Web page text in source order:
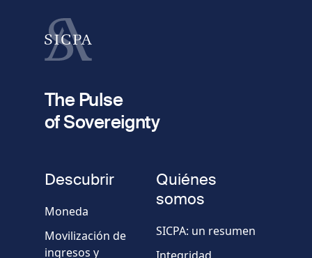
Apellido
fieldset
teléfono
País
The Pulse
of Sovereignty
Descubrir
Moneda
Movilización de
ingresos y
Quiénes
somos
SICPA: un resumen